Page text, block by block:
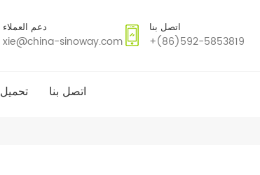
دعم العملاء
xie@china-sinoway.com
اتصل بنا
+(86)592-5853819
تحميل اتصل بنا